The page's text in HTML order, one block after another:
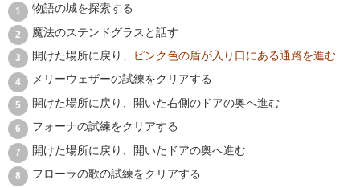
物語の城を探索する
魔法のステンドグラスと話す
開けた場所に戻り、
ピンク色の盾が入り口にある通路を進む
メリーウェザーの試練をクリアする
開けた場所に戻り、開いた右側のドアの奥へ進む
フォーナの試練をクリアする
開けた場所に戻り、開いたドアの奥へ進む
フローラの歌の試練をクリアする